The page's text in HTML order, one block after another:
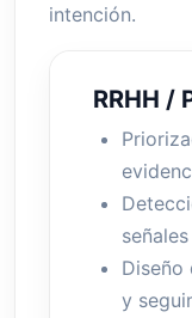
intención.
RRHH /
Diseño
y